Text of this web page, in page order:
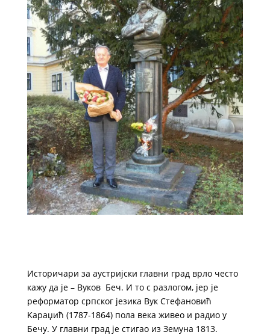
Историчари за аустријски главни град врло често
кажу да је – Вуков Беч. И то с разлогом, јер је
реформатор српског језика Вук Стефановић
Kараџић (1787-1864) пола века живео и радио у
Бечу. У главни град је стигао из Земуна 1813.